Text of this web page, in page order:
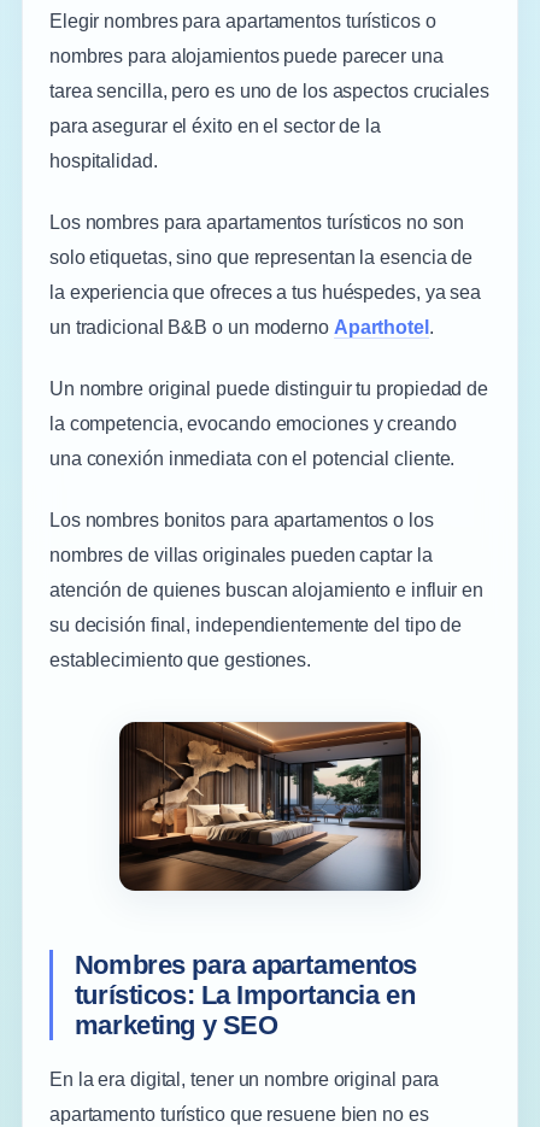
Elegir nombres para apartamentos turísticos o
nombres para alojamientos puede parecer una
tarea sencilla, pero es uno de los aspectos cruciales
para asegurar el éxito en el sector de la
hospitalidad.
Los nombres para apartamentos turísticos no son
solo etiquetas, sino que representan la esencia de
la experiencia que ofreces a tus huéspedes, ya sea
un tradicional B&B o un moderno Aparthotel .
Un nombre original puede distinguir tu propiedad de
la competencia, evocando emociones y creando
una conexión inmediata con el potencial cliente.
Los nombres bonitos para apartamentos o los
nombres de villas originales pueden captar la
atención de quienes buscan alojamiento e influir en
su decisión final, independientemente del tipo de
establecimiento que gestiones.
Nombres para apartamentos
turísticos: La Importancia en
marketing y SEO
En la era digital, tener un nombre original para
apartamento turístico que resuene bien no es